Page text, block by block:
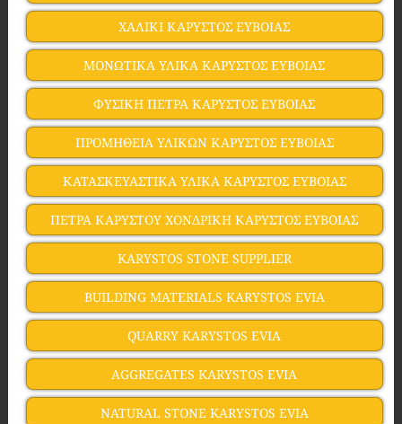
ΧΑΛΙΚΙ ΚΑΡΥΣΤΟΣ ΕΥΒΟΙΑΣ
ΜΟΝΩΤΙΚΑ ΥΛΙΚΑ ΚΑΡΥΣΤΟΣ ΕΥΒΟΙΑΣ
ΦΥΣΙΚΗ ΠΕΤΡΑ ΚΑΡΥΣΤΟΣ ΕΥΒΟΙΑΣ
ΠΡΟΜΗΘΕΙΑ ΥΛΙΚΩΝ ΚΑΡΥΣΤΟΣ ΕΥΒΟΙΑΣ
ΚΑΤΑΣΚΕΥΑΣΤΙΚΑ ΥΛΙΚΑ ΚΑΡΥΣΤΟΣ ΕΥΒΟΙΑΣ
ΠΕΤΡΑ ΚΑΡΥΣΤΟΥ ΧΟΝΔΡΙΚΗ ΚΑΡΥΣΤΟΣ ΕΥΒΟΙΑΣ
KARYSTOS STONE SUPPLIER
BUILDING MATERIALS KARYSTOS EVIA
QUARRY KARYSTOS EVIA
AGGREGATES KARYSTOS EVIA
NATURAL STONE KARYSTOS EVIA